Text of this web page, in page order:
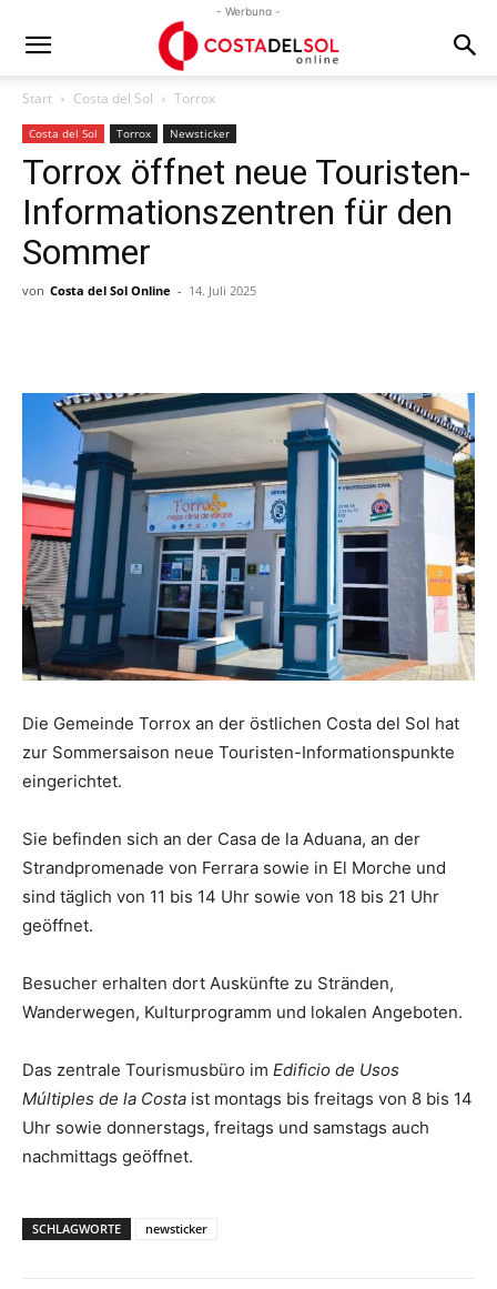
- Werbung -
Start Costa del Sol Torrox
Costa del Sol Torrox Newsticker
Torrox öffnet neue Touristen-
Informationszentren für den
Sommer
von Costa del Sol Online - 14. Juli 2025
Die Gemeinde Torrox an der östlichen Costa del Sol hat
zur Sommersaison neue Touristen-Informationspunkte
eingerichtet.
Sie befinden sich an der Casa de la Aduana, an der
Strandpromenade von Ferrara sowie in El Morche und
sind täglich von 11 bis 14 Uhr sowie von 18 bis 21 Uhr
geöffnet.
Besucher erhalten dort Auskünfte zu Stränden,
Wanderwegen, Kulturprogramm und lokalen Angeboten.
Das zentrale Tourismusbüro im Edificio de Usos
Múltiples de la Costa ist montags bis freitags von 8 bis 14
Uhr sowie donnerstags, freitags und samstags auch
nachmittags geöffnet.
SCHLAGWORTE newsticker